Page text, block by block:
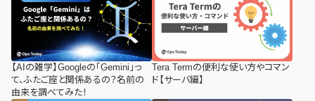
【AIの雑学】Googleの「Gemini」っ
て、ふたご座と関係あるの？名前の
由来を調べてみた！
Tera Termの便利な使い方やコマン
ド【サーバ編】